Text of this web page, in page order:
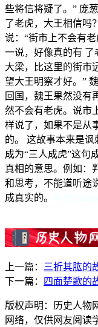
些将信将疑了。” 庞
了老虎，大王相信吗
说：“街市上不会有
一说，好像真的有 了
大梁，比这里的街市
望大王明察才好。”
回国，魏王果然没有
然不会有老虎。说市
样说了，如果不是从
的。 这故事本来是讽
成为“三人成虎”这句
真相的意思。例如：
和思考，不能道听途
成真实的。
上一篇：
三折其肱的
下一篇：
四面楚歌的
版权声明：历史人物
网络，仅供网友阅读